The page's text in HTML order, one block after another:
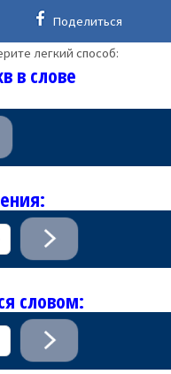
Поделиться
легкий способ:
в слове
словом: